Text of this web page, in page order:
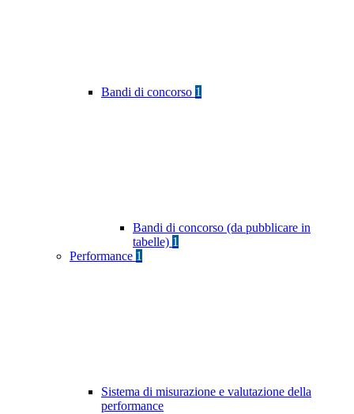
Bandi di concorso 1
Bandi di concorso (da pubblicare in
tabelle) 1
Performance 1
Sistema di misurazione e valutazione della
performance